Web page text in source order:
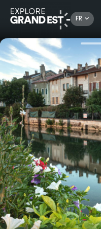
FR
Escapades